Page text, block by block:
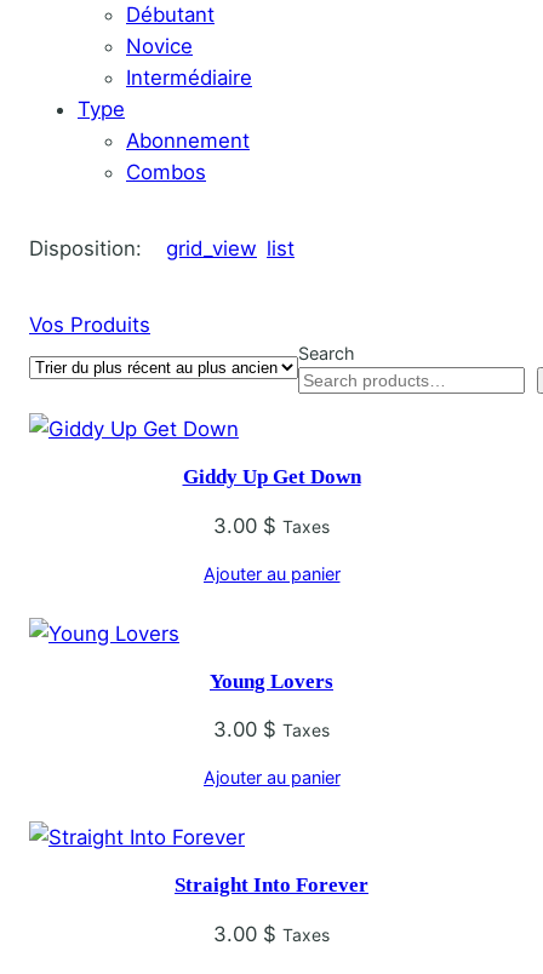
Débutant
Novice
Intermédiaire
Type
Abonnement
Combos
Disposition: grid_view list
Vos Produits
Search
Giddy Up Get Down
3.00 $ Taxes
Ajouter au panier
Young Lovers
3.00 $ Taxes
Ajouter au panier
Straight Into Forever
3.00 $ Taxes